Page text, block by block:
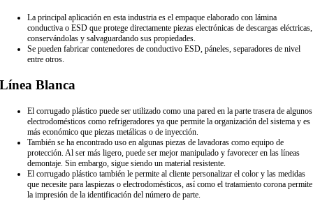
La principal aplicación en esta industria es el empaque elaborado con lámina
conductiva o ESD que protege directamente piezas electrónicas de descargas eléctricas,
conservándolas y salvaguardando sus propiedades.
Se pueden fabricar contenedores de conductivo ESD, páneles, separadores de nivel
entre otros.
Línea Blanca
El corrugado plástico puede ser utilizado como una pared en la parte trasera de algunos
electrodomésticos como refrigeradores ya que permite la organización del sistema y es
más económico que piezas metálicas o de inyección.
También se ha encontrado uso en algunas piezas de lavadoras como equipo de
protección. Al ser más ligero, puede ser mejor manipulado y favorecer en las líneas
demontaje. Sin embargo, sigue siendo un material resistente.
El corrugado plástico también le permite al cliente personalizar el color y las medidas
que necesite para laspiezas o electrodomésticos, así como el tratamiento corona permite
la impresión de la identificación del número de parte.